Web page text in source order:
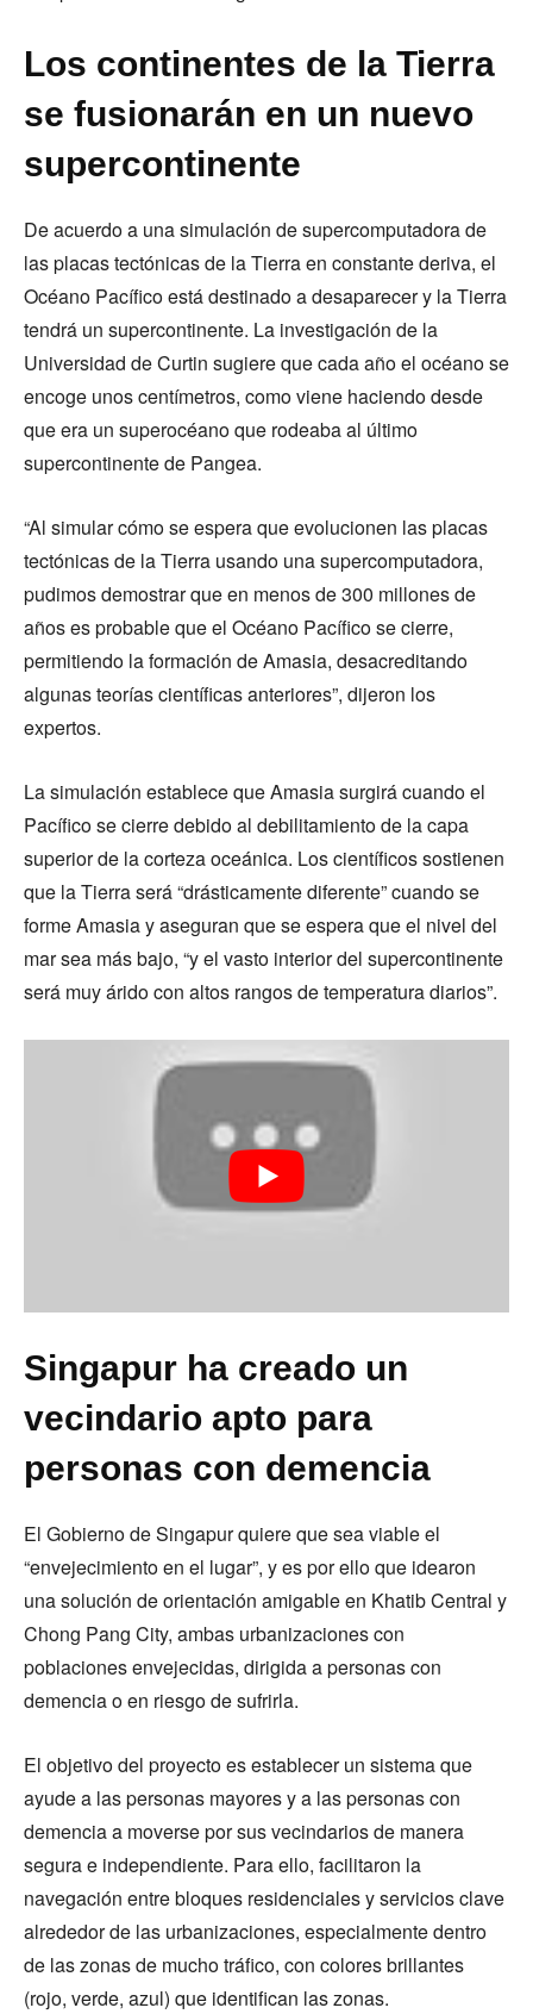
Los continentes de la Tierra
se fusionarán en un nuevo
supercontinente
De acuerdo a una simulación de supercomputadora de
las placas tectónicas de la Tierra en constante deriva, el
Océano Pacífico está destinado a desaparecer y la Tierra
tendrá un supercontinente. La investigación de la
Universidad de Curtin sugiere que cada año el océano se
encoge unos centímetros, como viene haciendo desde
que era un superocéano que rodeaba al último
supercontinente de Pangea.
“Al simular cómo se espera que evolucionen las placas
tectónicas de la Tierra usando una supercomputadora,
pudimos demostrar que en menos de 300 millones de
años es probable que el Océano Pacífico se cierre,
permitiendo la formación de Amasia, desacreditando
algunas teorías científicas anteriores”, dijeron los
expertos.
La simulación establece que Amasia surgirá cuando el
Pacífico se cierre debido al debilitamiento de la capa
superior de la corteza oceánica. Los científicos sostienen
que la Tierra será “drásticamente diferente” cuando se
forme Amasia y aseguran que se espera que el nivel del
mar sea más bajo, “y el vasto interior del supercontinente
será muy árido con altos rangos de temperatura diarios”.
Singapur ha creado un
vecindario apto para
personas con demencia
El Gobierno de Singapur quiere que sea viable el
“envejecimiento en el lugar”, y es por ello que idearon
una solución de orientación amigable en Khatib Central y
Chong Pang City, ambas urbanizaciones con
poblaciones envejecidas, dirigida a personas con
demencia o en riesgo de sufrirla.
El objetivo del proyecto es establecer un sistema que
ayude a las personas mayores y a las personas con
demencia a moverse por sus vecindarios de manera
segura e independiente. Para ello, facilitaron la
navegación entre bloques residenciales y servicios clave
alrededor de las urbanizaciones, especialmente dentro
de las zonas de mucho tráfico, con colores brillantes
(rojo, verde, azul) que identifican las zonas.